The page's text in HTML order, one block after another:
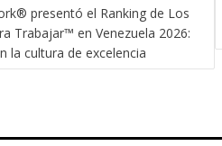
presentó el Ranking de Los
Trabajar™ en Venezuela 2026:
la cultura de excelencia